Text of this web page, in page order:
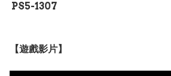
PS5-1307
【遊戲影片】